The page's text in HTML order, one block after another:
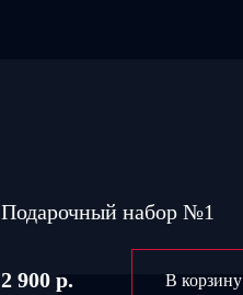
Подарочный набор №1
2 900 р. В корзину